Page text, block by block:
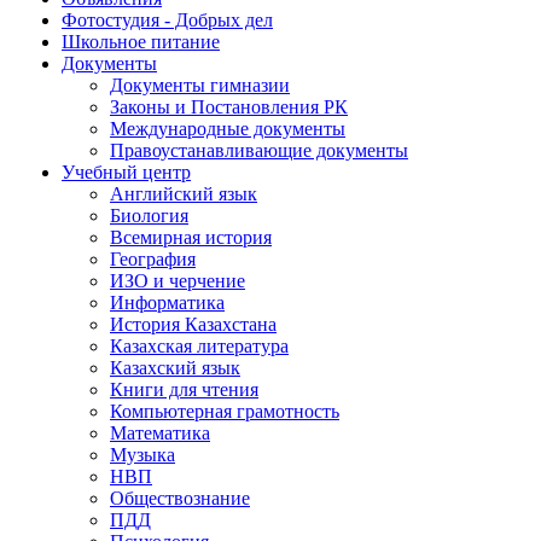
Фотостудия - Добрых дел
Школьное питание
Документы
Документы гимназии
Законы и Постановления РК
Международные документы
Правоустанавливающие документы
Учебный центр
Английский язык
Биология
Всемирная история
География
ИЗО и черчение
Информатика
История Казахстана
Казахская литература
Казахский язык
Книги для чтения
Компьютерная грамотность
Математика
Музыка
НВП
Обществознание
ПДД